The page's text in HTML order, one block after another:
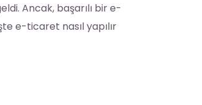
Ancak, başarılı bir e-
e-ticaret nasıl yapılır